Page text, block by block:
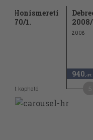
Honismereti
1970/1.
pont kapható
2008
940 ,-Ft